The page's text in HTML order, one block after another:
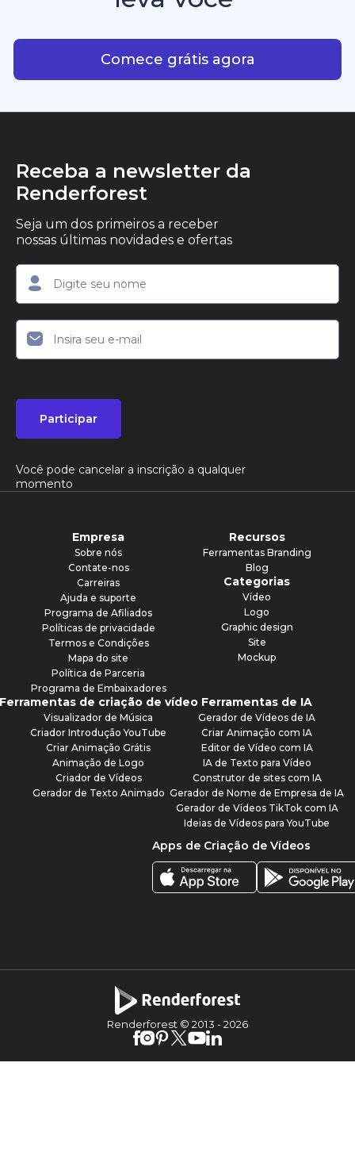
marketing que desejam produzir conteúdo em
vídeo profissional, com qualidade de estúdio, de
forma simples.
Comece grátis agora
Receba a newsletter da
Renderforest
Seja um dos primeiros a receber
nossas últimas novidades e ofertas
Participar
Você pode cancelar a inscrição a qualquer
momento
Empresa
Sobre nós
Contate-nos
Carreiras
Ajuda e suporte
Programa de Afiliados
Políticas de privacidade
Termos e Condições
Mapa do site
Política de Parceria
Programa de Embaixadores
Recursos
Ferramentas Branding
Blog
Categorias
Vídeo
Logo
Graphic design
Site
Mockup
de criação de vídeo
Visualizador de Música
Criador Introdução YouTube
Criar Animação Grátis
Animação de Logo
Criador de Vídeos
Gerador de Texto Animado
Ferramentas de IA
Gerador de Vídeos de IA
Criar Animação com IA
Editor de Vídeo com IA
IA de Texto para Vídeo
Construtor de sites com IA
Gerador de Nome de Empresa de IA
Gerador de Vídeos TikTok com IA
Ideias de Vídeos para YouTube
Apps de Criação de Vídeos
Renderforest © 2013 -2026